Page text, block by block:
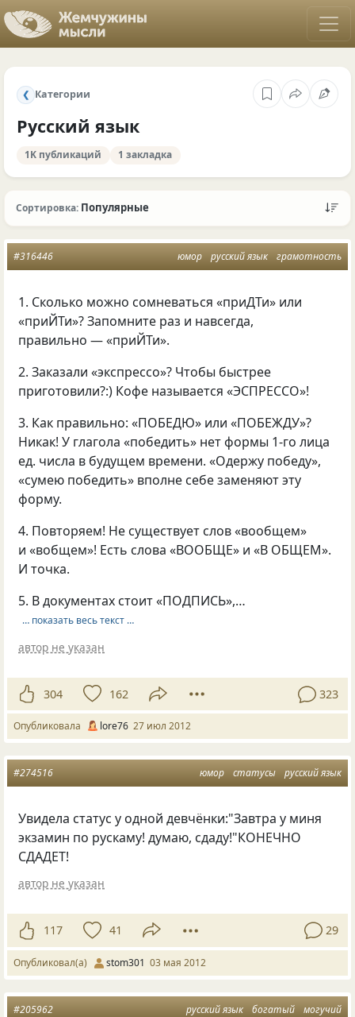
❮ Категории
Русский язык
1K публикаций 1 закладка
Сортировка: Популярные
юмор русский язык грамотность
#316446
1. Сколько можно сомневаться «приДТи» или
«приЙТи»? Запомните раз и навсегда,
правильно — «приЙТи».
2. Заказали «экспрессо»? Чтобы быстрее
приготовили?:) Кофе называется «ЭСПРЕССО»!
3. Как правильно: «ПОБЕДЮ» или «ПОБЕЖДУ»?
Никак! У глагола «победить» нет формы 1-го лица
ед. числа в будущем времени. «Одержу победу»,
«сумею победить» вполне себе заменяют эту
форму.
4. Повторяем! Не существует слов «вообщем»
и «вобщем»! Есть слова «ВООБЩЕ» и «В ОБЩЕМ».
И точка.
5. В документах стоит «ПОДПИСЬ»,…
… показать весь текст …
автор не указан
304 162 323
Опубликовала lore76 27 июл 2012
юмор статусы русский язык
#274516
Увидела статус у одной девчёнки:"Завтра у миня
экзамин по рускаму! думаю, сдаду!"КОНЕЧНО
СДАДЕТ!
автор не указан
117 41 29
Опубликовал(а) stom301 03 мая 2012
русский язык богатый могучий
#205962